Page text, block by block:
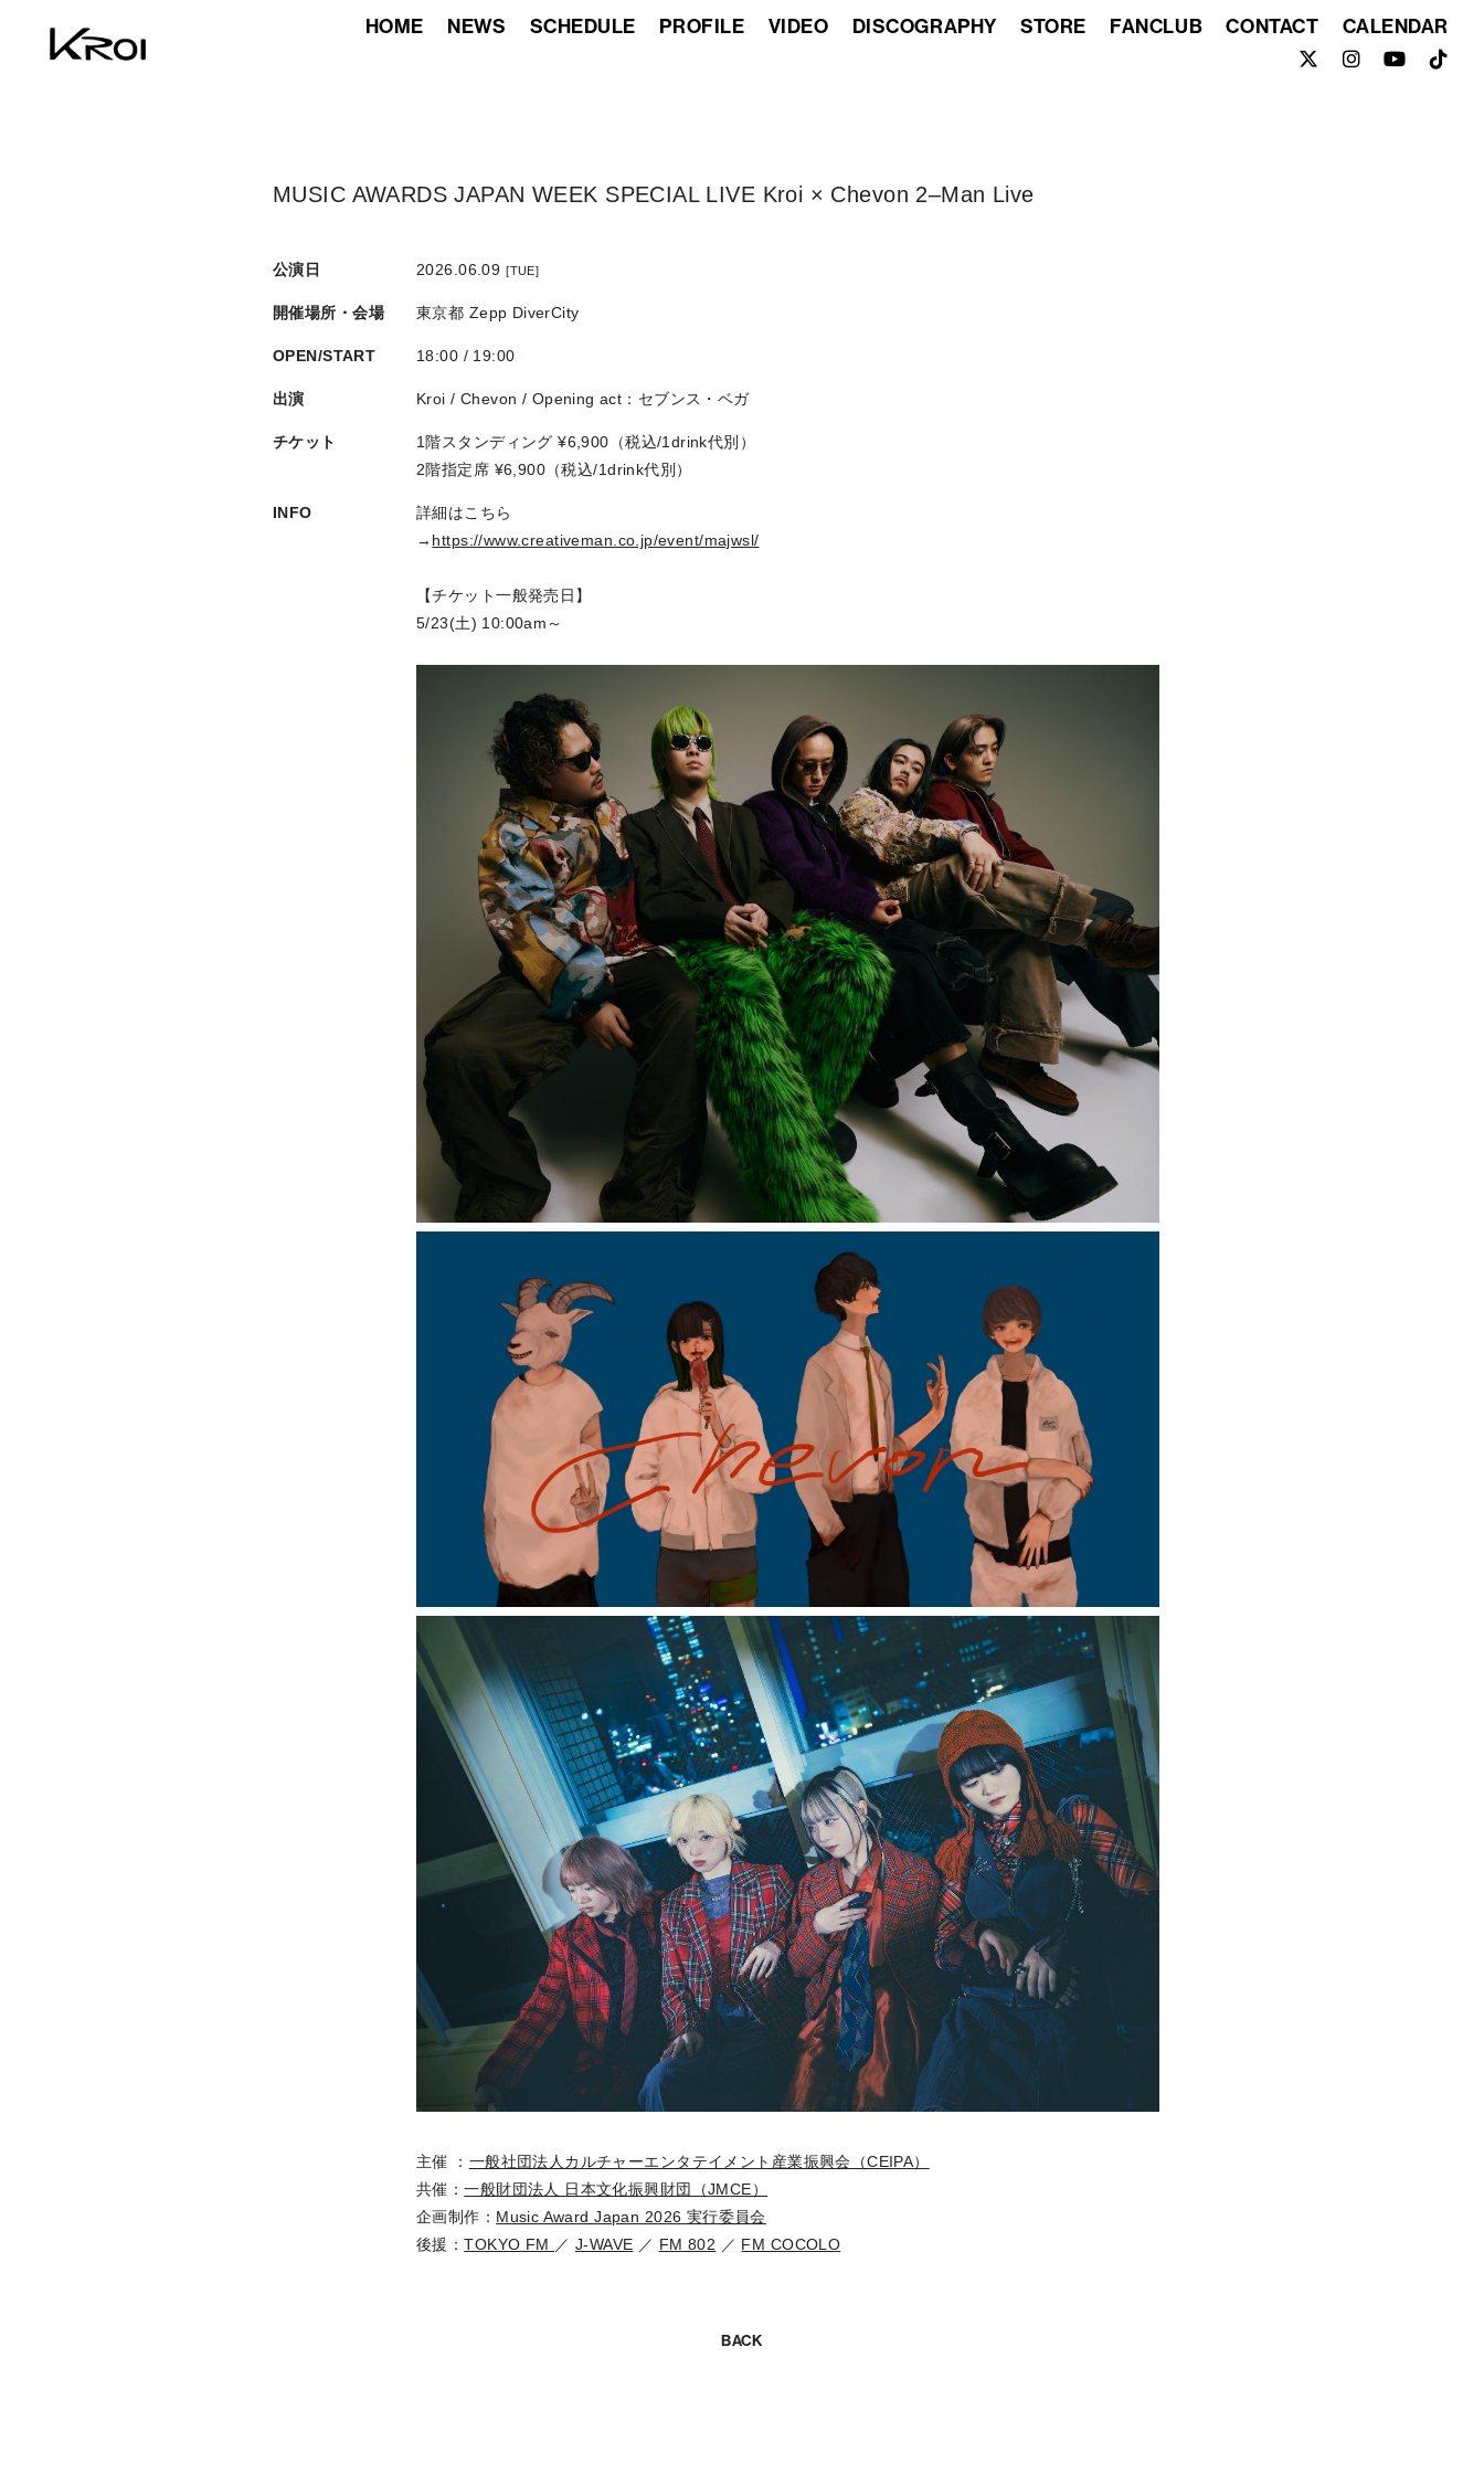
HOME NEWS SCHEDULE PROFILE VIDEO DISCOGRAPHY STORE FANCLUB CONTACT CALENDAR
MUSIC AWARDS JAPAN WEEK SPECIAL LIVE Kroi × Chevon 2–Man Live
公演日 2026.06.09 [TUE]
開催場所・会場 東京都 Zepp DiverCity
OPEN/START 18:00 / 19:00
出演 Kroi / Chevon / Opening act：セブンス・ベガ
チケット
1階スタンディング ¥6,900（税込/1drink代別）
2階指定席 ¥6,900（税込/1drink代別）
INFO
詳細はこちら
→ https://www.creativeman.co.jp/event/majwsl/
【チケット一般発売日】
5/23(土) 10:00am～
主催 ： 一般社団法人カルチャーエンタテイメント産業振興会（CEIPA）
共催：一般財団法人 日本文化振興財団（JMCE）
企画制作： Music Award Japan 2026 実行委員会
後援：TOKYO FM ／ J-WAVE ／ FM 802 ／ FM COCOLO
BACK